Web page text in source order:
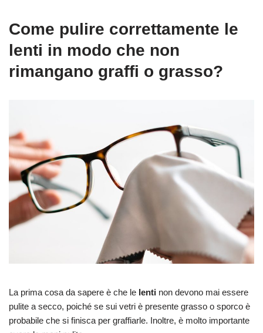
Come pulire correttamente le
lenti in modo che non
rimangano graffi o grasso?
La prima cosa da sapere è che le lenti non devono mai essere
pulite a secco, poiché se sui vetri è presente grasso o sporco è
probabile che si finisca per graffiarle. Inoltre, è molto importante